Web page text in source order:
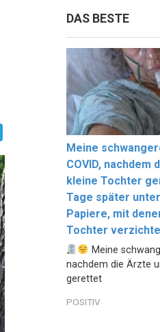
DAS BESTE
Meine
COVID, nachdem
kleine Tochter
Tage später
Papiere, mit
Tochter
Meine
nachdem die Ärzte
gerettet
POSITIV